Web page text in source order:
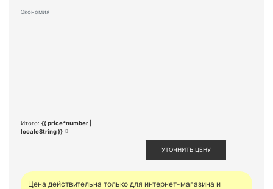
Экономия
Итого: {{ price*number |
localeString }}
УТОЧНИТЬ ЦЕНУ
Цена действительна только для интернет-магазина и